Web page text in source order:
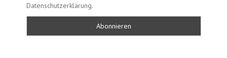
Datenschutzerklärung.